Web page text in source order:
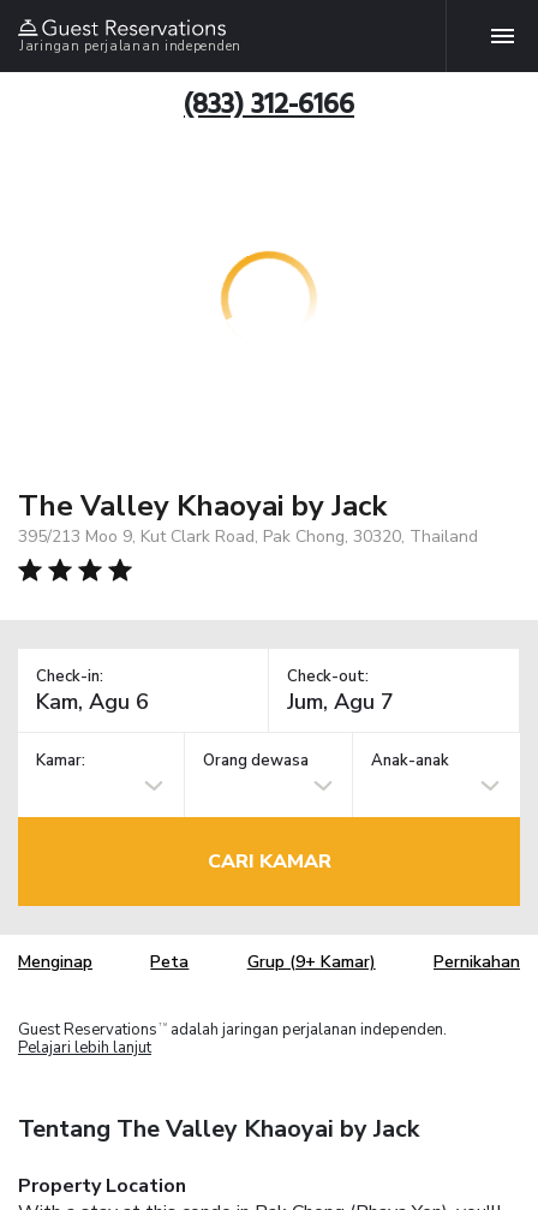
Jaringan perjalanan independen
(833) 312-6166
The Valley Khaoyai by Jack
395/213 Moo 9, Kut Clark Road, Pak Chong, 30320, Thailand
Check-in: Check-out:
Kamar: Orang dewasa Anak-anak
CARI KAMAR
Menginap Peta Grup (9+ Kamar) Pernikahan
Guest Reservations TM
adalah jaringan perjalanan independen.
Pelajari lebih lanjut
Tentang The Valley Khaoyai by Jack
Property Location